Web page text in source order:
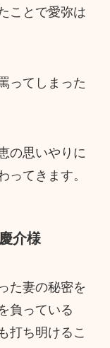
ことで愛弥は
ってしまった
の思いやりに
ってきます。
介様
た妻の秘密を
負っている
打ち明けるこ